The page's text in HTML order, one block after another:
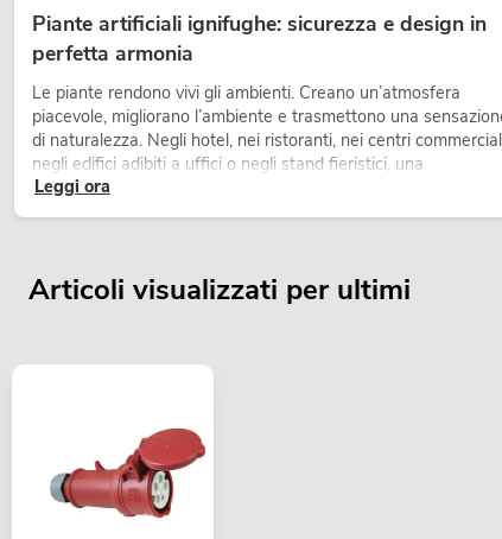
Piante artificiali ignifughe: sicurezza e design in
perfetta armonia
Le piante rendono vivi gli ambienti. Creano un’atmosfera
piacevole, migliorano l’ambiente e trasmettono una
di naturalezza. Negli hotel, nei ristoranti, nei centri
negli edifici adibiti a uffici o negli stand fieristici, una
vegetazione di alta qualità è ormai parte integrante dei
moderni progetti di arredamento.
Leggi ora
Articoli visualizzati per ultimi